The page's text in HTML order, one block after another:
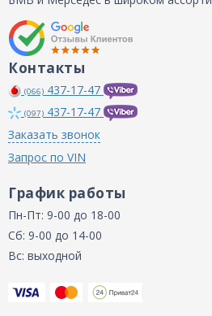
Контакты
(066) 437-17-47
(097) 437-17-47
Заказать звонок
Запрос по VIN
График работы
Пн-Пт: 9-00 до 18-00
Сб: 9-00 до 14-00
Вс: выходной